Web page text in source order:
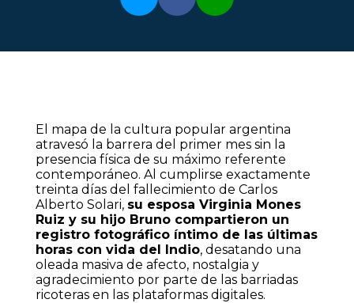
El mapa de la cultura popular argentina
atravesó la barrera del primer mes sin la
presencia física de su máximo referente
contemporáneo. Al cumplirse exactamente
treinta días del fallecimiento de Carlos
Alberto Solari, su esposa Virginia Mones
Ruiz y su hijo Bruno compartieron un
registro fotográfico íntimo de las últimas
horas con vida del Indio, desatando una
oleada masiva de afecto, nostalgia y
agradecimiento por parte de las barriadas
ricoteras en las plataformas digitales.